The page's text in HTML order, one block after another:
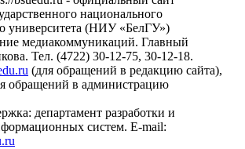
национального
университета (НИУ «БелГУ»)
медиакоммуникаций. Главный
Тел. (4722) 30-12-75, 30-12-18.
(для обращений в редакцию сайта),
обращений в администрацию
департамент разработки и
систем. E-mail: